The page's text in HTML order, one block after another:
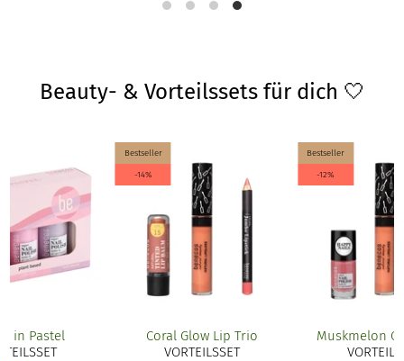
Beauty- & Vorteilssets für dich 🤍
Bestseller
-14%
Coral Glow Lip Trio
VORTEILSSET
Bestseller
-12%
Muskmelon
in Pastel